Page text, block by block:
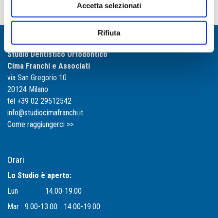
Accetta selezionati
Rifiuta
Termini di servizio di Google
Studio Dentistico Ortodontico
Cima Franchi e Associati
via San Gregorio 10
20124 Milano
tel +39 02 29512542
info@studiocimafranchi.it
Come raggiungerci >>
Orari
Lo Studio è aperto:
Lun
14.00-19.00
Mar
9.00-13.00
14.00-19.00